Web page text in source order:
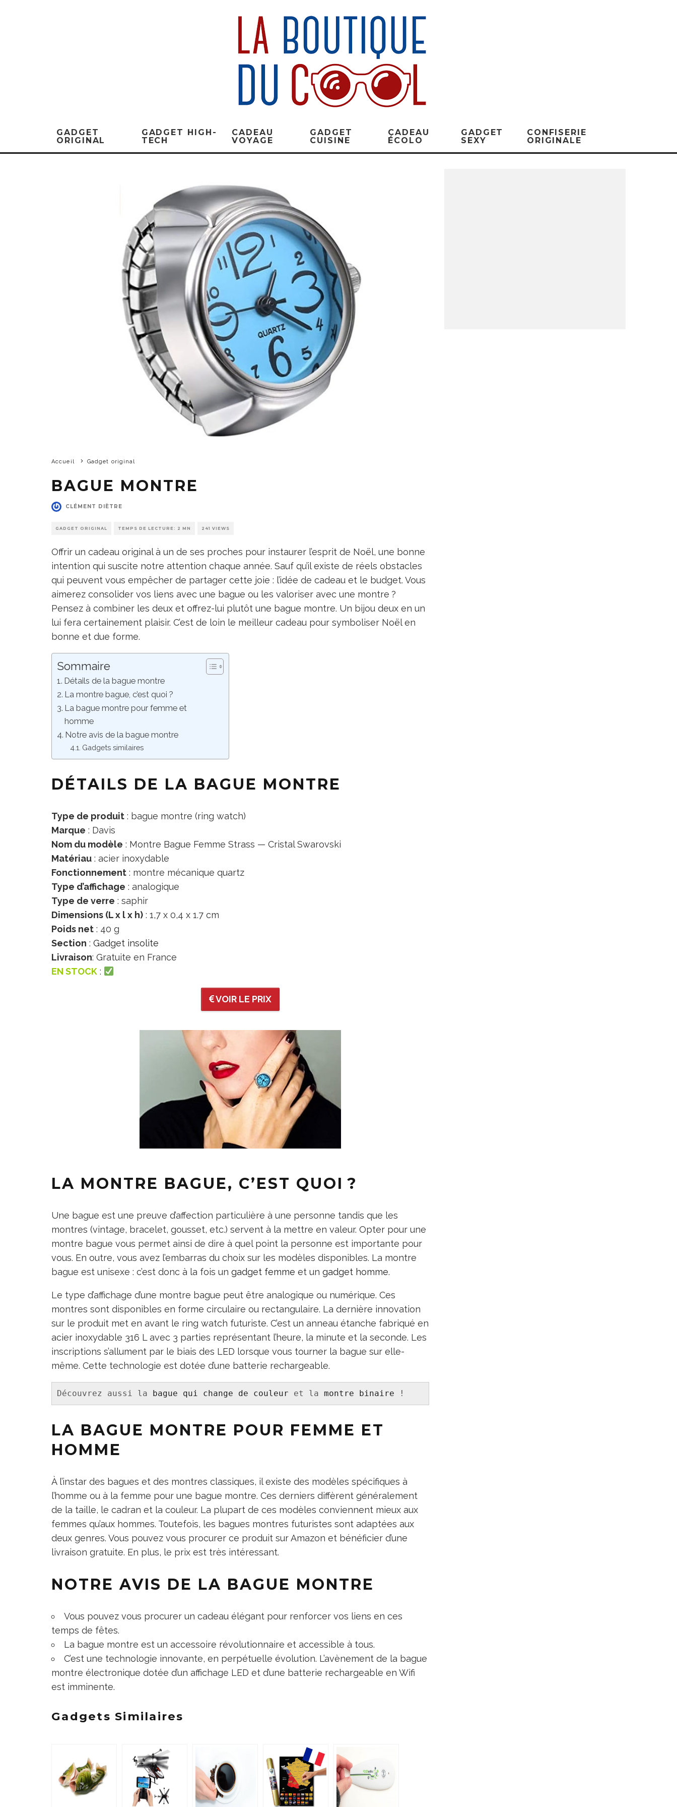
GADGET
ORIGINAL
GADGET HIGH-
TECH
CADEAU
VOYAGE
GADGET
CUISINE
CADEAU
ÉCOLO
GADGET
SEXY
CONFISERIE
ORIGINALE
Accueil Gadget original
BAGUE MONTRE
CLÉMENT DIÈTRE
GADGET ORIGINAL TEMPS DE LECTURE: 2 MN 241 VIEWS
Offrir un cadeau original à un de ses proches pour instaurer l’esprit de Noël, une bonne
intention qui suscite notre attention chaque année. Sauf qu’il existe de réels obstacles
qui peuvent vous empêcher de partager cette joie : l’idée de cadeau et le budget. Vous
aimerez consolider vos liens avec une bague ou les valoriser avec une montre ?
Pensez à combiner les deux et offrez-lui plutôt une bague montre. Un bijou deux en un
lui fera certainement plaisir. C’est de loin le meilleur cadeau pour symboliser Noël en
bonne et due forme.
Sommaire
Détails de la bague montre
La montre bague, c’est quoi ?
La bague montre pour femme et
homme
Notre avis de la bague montre
Gadgets similaires
DÉTAILS DE LA BAGUE MONTRE
Type de produit : bague montre (ring watch)
Marque : Davis
Nom du modèle : Montre Bague Femme Strass — Cristal Swarovski
Matériau : acier inoxydable
Fonctionnement : montre mécanique quartz
Type d’affichage : analogique
Type de verre : saphir
Dimensions (L x l x h) : 1,7 x 0,4 x 1.7 cm
Poids net : 40 g
Section : Gadget insolite
Livraison: Gratuite en France
EN STOCK :
VOIR LE PRIX
LA MONTRE BAGUE, C’EST QUOI ?
Une bague est une preuve d’affection particulière à une personne tandis que les
montres (vintage, bracelet, gousset, etc.) servent à la mettre en valeur. Opter pour une
montre bague vous permet ainsi de dire à quel point la personne est importante pour
vous. En outre, vous avez l’embarras du choix sur les modèles disponibles. La montre
bague est unisexe : c’est donc à la fois un gadget femme et un gadget homme.
Le type d’affichage d’une montre bague peut être analogique ou numérique. Ces
montres sont disponibles en forme circulaire ou rectangulaire. La dernière innovation
sur le produit met en avant le ring watch futuriste. C’est un anneau étanche fabriqué en
acier inoxydable 316 L avec 3 parties représentant l’heure, la minute et la seconde. Les
inscriptions s’allument par le biais des LED lorsque vous tourner la bague sur elle-
même. Cette technologie est dotée d’une batterie rechargeable.
Découvrez aussi la bague qui change de couleur et la montre binaire !
LA BAGUE MONTRE POUR FEMME ET
HOMME
À l’instar des bagues et des montres classiques, il existe des modèles spécifiques à
l’homme ou à la femme pour une bague montre. Ces derniers diffèrent généralement
de la taille, le cadran et la couleur. La plupart de ces modèles conviennent mieux aux
femmes qu’aux hommes. Toutefois, les bagues montres futuristes sont adaptées aux
deux genres. Vous pouvez vous procurer ce produit sur Amazon et bénéficier d’une
livraison gratuite. En plus, le prix est très intéressant.
NOTRE AVIS DE LA BAGUE MONTRE
Vous pouvez vous procurer un cadeau élégant pour renforcer vos liens en ces
temps de fêtes.
La bague montre est un accessoire révolutionnaire et accessible à tous.
C’est une technologie innovante, en perpétuelle évolution. L’avènement de la bague
montre électronique dotée d’un affichage LED et d’une batterie rechargeable en Wifi
est imminente.
Gadgets Similaires